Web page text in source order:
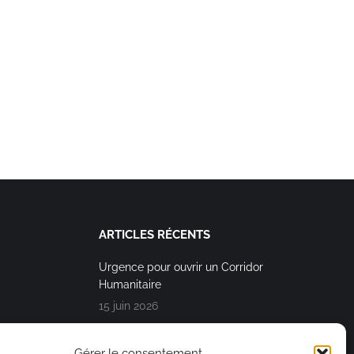
ARTICLES RÉCENTS
Urgence pour ouvrir un Corridor
Humanitaire
15 juin 2026